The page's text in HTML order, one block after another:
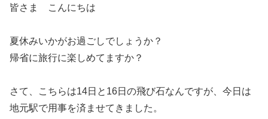
皆さま こんにちは
夏休みいかがお過ごしでしょうか？
帰省に旅行に楽しめてますか？
さて、こちらは14日と16日の飛び石なんですが、今日は
地元駅で用事を済ませてきました。